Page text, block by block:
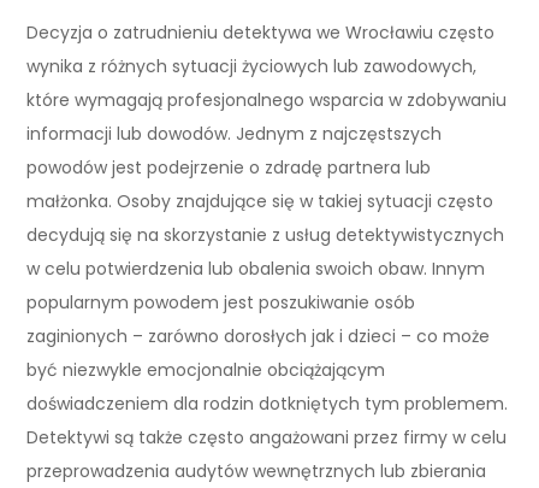
Decyzja o zatrudnieniu detektywa we Wrocławiu często
wynika z różnych sytuacji życiowych lub zawodowych,
które wymagają profesjonalnego wsparcia w zdobywaniu
informacji lub dowodów. Jednym z najczęstszych
powodów jest podejrzenie o zdradę partnera lub
małżonka. Osoby znajdujące się w takiej sytuacji często
decydują się na skorzystanie z usług detektywistycznych
w celu potwierdzenia lub obalenia swoich obaw. Innym
popularnym powodem jest poszukiwanie osób
zaginionych – zarówno dorosłych jak i dzieci – co może
być niezwykle emocjonalnie obciążającym
doświadczeniem dla rodzin dotkniętych tym problemem.
Detektywi są także często angażowani przez firmy w celu
przeprowadzenia audytów wewnętrznych lub zbierania